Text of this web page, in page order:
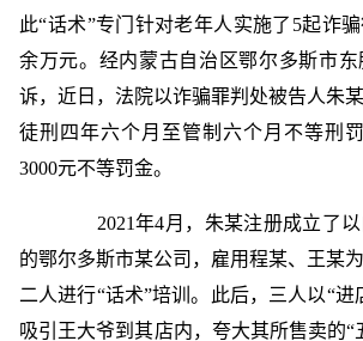
此“话术”专门针对老年人实施了5起诈
余万元。经内蒙古自治区鄂尔多斯市
诉，近日，法院以诈骗罪判处被告人朱
徒刑四年六个月至管制六个月不等刑
3000元不等罚金。
2021年4月，朱某注册成立了以
的鄂尔多斯市某公司，雇用程某、王某
二人进行“话术”培训。此后，三人以“进
吸引王大爷到其店内，夸大其所售卖的“